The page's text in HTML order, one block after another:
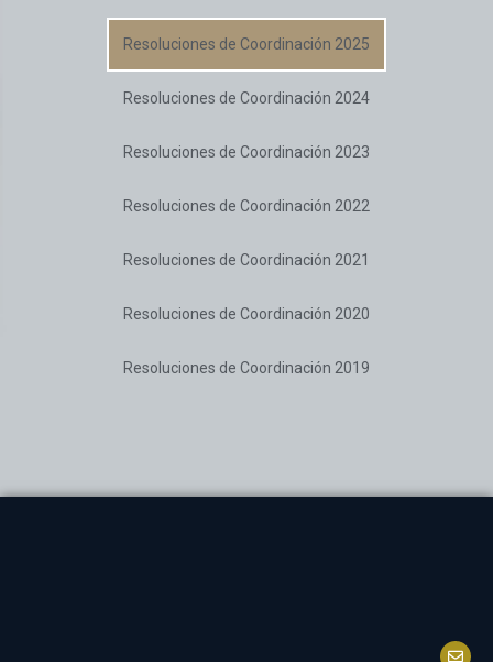
Resoluciones de Coordinación 2025
Resoluciones de Coordinación 2024
Resoluciones de Coordinación 2023
Resoluciones de Coordinación 2022
Resoluciones de Coordinación 2021
Resoluciones de Coordinación 2020
Resoluciones de Coordinación 2019